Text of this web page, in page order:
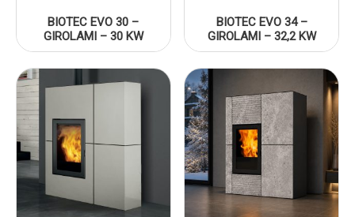
BIOTEC EVO 30 –
GIROLAMI – 30 KW
BIOTEC EVO 34 –
GIROLAMI – 32,2 KW